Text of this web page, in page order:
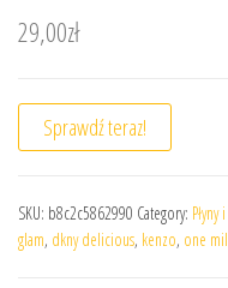
29,00zł
Sprawdź teraz!
SKU: b8c2c5862990 Category:
glam, dkny delicious, kenzo, one